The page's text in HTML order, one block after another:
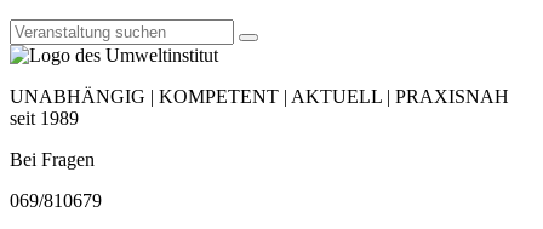
UNABHÄNGIG | KOMPETENT | AKTUELL | PRAXISNAH
seit 1989
Bei Fragen
069/810679